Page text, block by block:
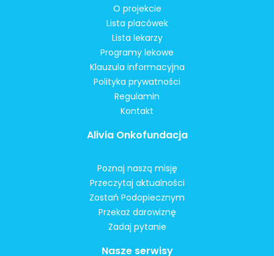
O projekcie
Lista placówek
Lista lekarzy
Programy lekowe
Klauzula informacyjna
Polityka prywatności
Regulamin
Kontakt
Alivia Onkofundacja
Poznaj naszą misję
Przeczytaj aktualności
Zostań Podopiecznym
Przekaż darowiznę
Zadaj pytanie
Nasze serwisy